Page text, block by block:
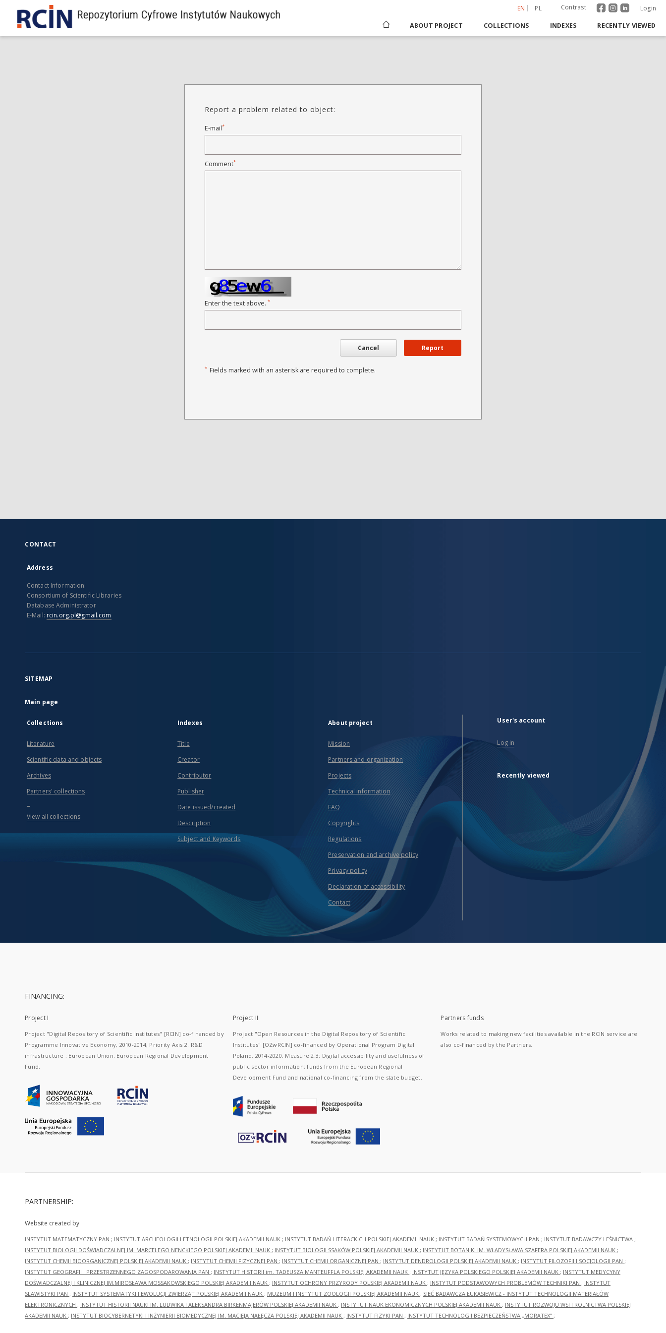
EN PL Contrast Login
ABOUT PROJECT COLLECTIONS INDEXES RECENTLY VIEWED
Report a problem related to object:
E-mail*
Comment*
Enter the text above. *
Cancel Report
* Fields marked with an asterisk are required to complete.
CONTACT
Address
Contact Information:
Consortium of Scientific Libraries
Database Administrator
E-Mail: rcin.org.pl@gmail.com
SITEMAP
Main page
Collections
Literature
Scientific data and objects
Archives
Partners' collections
...
View all collections
Indexes
Title
Creator
Contributor
Publisher
Date issued/created
Description
Subject and Keywords
About project
Mission
Partners and organization
Projects
Technical information
FAQ
Copyrights
Regulations
Preservation and archive policy
Privacy policy
Declaration of accessibility
Contact
User's account
Log in
Recently viewed
FINANCING:
Project I
Project "Digital Repository of Scientific Institutes" [RCIN] co-financed by
Programme Innovative Economy, 2010-2014, Priority Axis 2. R&D
infrastructure ; European Union. European Regional Development
Fund.
Project II
Project "Open Resources in the Digital Repository of Scientific
Institutes" [OZwRCIN] co-financed by Operational Program Digital
Poland, 2014-2020, Measure 2.3: Digital accessibility and usefulness of
public sector information; funds from the European Regional
Development Fund and national co-financing from the state budget.
Partners funds
Works related to making new facilities available in the RCIN service are
also co-financed by the Partners.
PARTNERSHIP:
Website created by
INSTYTUT MATEMATYCZNY PAN ; INSTYTUT ARCHEOLOGII I ETNOLOGII POLSKIEJ AKADEMII NAUK ; INSTYTUT BADAŃ LITERACKICH POLSKIEJ AKADEMII NAUK ; INSTYTUT BADAŃ SYSTEMOWYCH PAN ; INSTYTUT BADAWCZY LEŚNICTWA ;
INSTYTUT BIOLOGII DOŚWIADCZALNEJ IM. MARCELEGO NENCKIEGO POLSKIEJ AKADEMII NAUK ; INSTYTUT BIOLOGII SSAKÓW POLSKIEJ AKADEMII NAUK ; INSTYTUT BOTANIKI IM. WŁADYSŁAWA SZAFERA POLSKIEJ AKADEMII NAUK ;
INSTYTUT CHEMII BIOORGANICZNEJ POLSKIEJ AKADEMII NAUK ; INSTYTUT CHEMII FIZYCZNEJ PAN ; INSTYTUT CHEMII ORGANICZNEJ PAN ; INSTYTUT DENDROLOGII POLSKIEJ AKADEMII NAUK ; INSTYTUT FILOZOFII I SOCJOLOGII PAN ;
INSTYTUT GEOGRAFII I PRZESTRZENNEGO ZAGOSPODAROWANIA PAN ; INSTYTUT HISTORII im. TADEUSZA MANTEUFFLA POLSKIEJ AKADEMII NAUK ; INSTYTUT JĘZYKA POLSKIEGO POLSKIEJ AKADEMII NAUK ; INSTYTUT MEDYCYNY
DOŚWIADCZALNEJ I KLINICZNEJ IM.MIROSŁAWA MOSSAKOWSKIEGO POLSKIEJ AKADEMII NAUK ; INSTYTUT OCHRONY PRZYRODY POLSKIEJ AKADEMII NAUK ; INSTYTUT PODSTAWOWYCH PROBLEMÓW TECHNIKI PAN ; INSTYTUT
SLAWISTYKI PAN ; INSTYTUT SYSTEMATYKI I EWOLUCJI ZWIERZĄT POLSKIEJ AKADEMII NAUK ; MUZEUM I INSTYTUT ZOOLOGII POLSKIEJ AKADEMII NAUK ; SIEĆ BADAWCZA ŁUKASIEWICZ - INSTYTUT TECHNOLOGII MATERIAŁÓW
ELEKTRONICZNYCH ; INSTYTUT HISTORII NAUKI IM. LUDWIKA I ALEKSANDRA BIRKENMAJERÓW POLSKIEJ AKADEMII NAUK ; INSTYTUT NAUK EKONOMICZNYCH POLSKIEJ AKADEMII NAUK ; INSTYTUT ROZWOJU WSI I ROLNICTWA POLSKIEJ
AKADEMII NAUK ; INSTYTUT BIOCYBERNETYKI I INŻYNIERII BIOMEDYCZNEJ IM. MACIEJA NAŁĘCZA POLSKIEJ AKADEMII NAUK ; INSTYTUT FIZYKI PAN ; INSTYTUT TECHNOLOGII BEZPIECZEŃSTWA „MORATEX” ;